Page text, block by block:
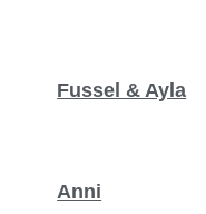
Fussel & Ayla
Anni